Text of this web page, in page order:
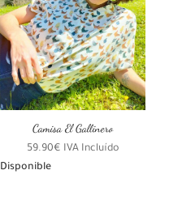
Camisa El Gallinero
59.90€ IVA Incluído
Disponible